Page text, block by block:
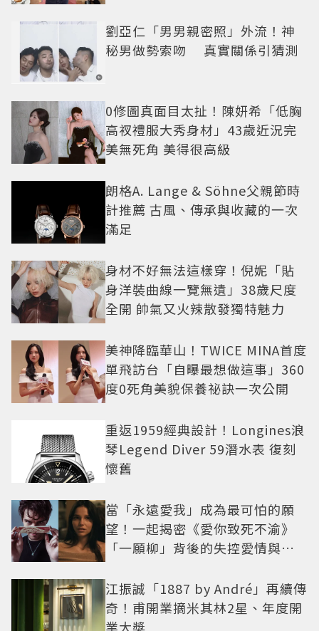
劉亞仁「男男親密照」外流！神
秘男做勢索吻 真實關係引猜測
0修圖真面目太扯！陳妍希「低胸
高衩禮服大秀身材」43歲近況完
美無死角 美得很高級
朗格A. Lange & Söhne父親節時
計推薦 古風、傳承與收藏的一次
滿足
身材不好無法這樣穿！倪妮「貼
身洋裝曲線一覽無遺」38歲尺度
全開 帥氣又火辣散發獨特魅力
美神降臨華山！TWICE MINA首度
單飛訪台「自曝最想做這事」360
度0死角美貌保養祕訣一次公開
重返1959經典設計！Longines浪
琴Legend Diver 59潛水表 復刻
懷舊
當「永遠愛我」成為最可怕的願
望！一起揭密《愛你致死不渝》
「一願柳」背後的失控愛情與爆
江振誠「1887 by André」再續傳
奇！甫開業摘米其林2星、年度開
業大獎